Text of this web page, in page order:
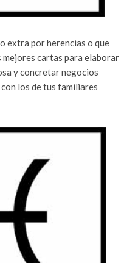
extra por herencias o que
mejores cartas para elaborar
y concretar negocios
los de tus familiares